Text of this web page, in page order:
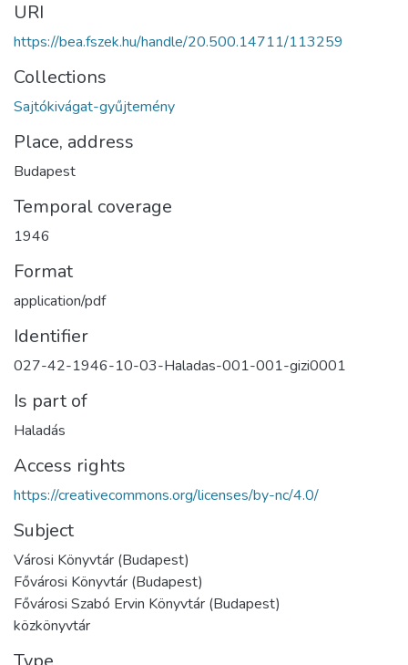
URI
https://bea.fszek.hu/handle/20.500.14711/113259
Collections
Sajtókivágat-gyűjtemény
Place, address
Budapest
Temporal coverage
1946
Format
application/pdf
Identifier
027-42-1946-10-03-Haladas-001-001-gizi0001
Is part of
Haladás
Access rights
https://creativecommons.org/licenses/by-nc/4.0/
Subject
Városi Könyvtár (Budapest)
Fővárosi Könyvtár (Budapest)
Fővárosi Szabó Ervin Könyvtár (Budapest)
közkönyvtár